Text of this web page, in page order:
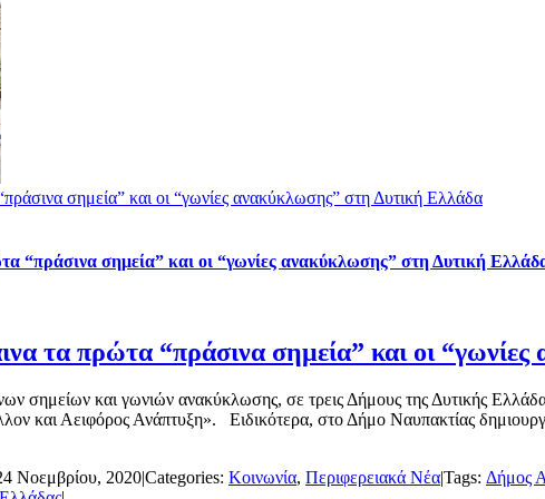
σημεία” και οι “γωνίες ανακύκλωσης” στη Δυτική Ελλάδα
“πράσινα σημεία” και οι “γωνίες ανακύκλωσης” στη Δυτική
τα πρώτα “πράσινα σημεία” και οι
σημείων και γωνιών ανακύκλωσης, σε τρεις Δήμους της Δυτικής
και Αειφόρος Ανάπτυξη». Ειδικότερα, στο Δήμο Ναυπακτίας
Νοεμβρίου, 2020|Categories: Κοινωνία, Περιφερειακά Νέα|Tags: Δήμος